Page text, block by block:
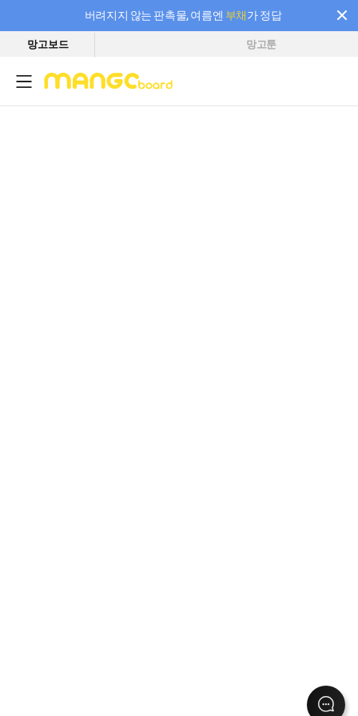
버려지지 않는 판촉물, 여름엔 부채가 정답
필요한 만큼 충전하고 끊김 없이 작업하세요! 새로워진 AI 부스터 요금제
망고보드 망고툰